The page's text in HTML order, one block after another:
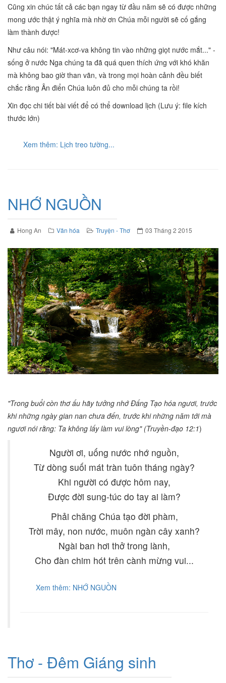
Cũng xin chúc tất cả các bạn ngay từ đầu năm sẽ có được những
mong ước thật ý nghĩa mà nhờ ơn Chúa mỗi người sẽ cố gắng
làm thành được!
Như câu nói: "Mát-xcơ-va không tin vào những giọt nước mắt..." -
sống ở nước Nga chúng ta đã quá quen thích ứng với khó khăn
mà không bao giờ than vãn, và trong mọi hoàn cảnh đều biết
chắc rằng Ân điển Chúa luôn đủ cho mỗi chúng ta rồi!
Xin đọc chi tiết bài viết để có thể download lịch (Lưu ý: file kích
thước lớn)
Xem thêm: Lịch treo tường...
NHỚ NGUỒN
Hong An Văn hóa Truyện - Thơ 03 Tháng 2 2015
"Trong buổi còn thơ ấu hãy tưởng nhớ Đấng Tạo hóa ngươi, trước
khi những ngày gian nan chưa đến, trước khi những năm tới mà
ngươi nói rằng: Ta không lấy làm vui lòng" (Truyền-đạo 12:1)
Người ơi, uống nước nhớ nguồn,
Từ dòng suối mát tràn tuôn tháng ngày?
Khi người có được hôm nay,
Được đời sung-túc do tay ai làm?
Phải chăng Chúa tạo đời phàm,
Trời mây, non nước, muôn ngàn cây xanh?
Ngài ban hơi thở trong lành,
Cho đàn chim hót trên cành mừng vui...
Xem thêm: NHỚ NGUỒN
Thơ - Đêm Giáng sinh